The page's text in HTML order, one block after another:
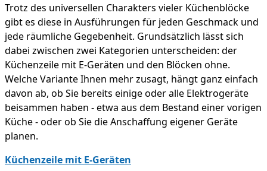
Trotz des universellen Charakters vieler Küchenblöcke
gibt es diese in Ausführungen für jeden Geschmack und
jede räumliche Gegebenheit. Grundsätzlich lässt sich
dabei zwischen zwei Kategorien unterscheiden: der
Küchenzeile mit E-Geräten und den Blöcken ohne.
Welche Variante Ihnen mehr zusagt, hängt ganz einfach
davon ab, ob Sie bereits einige oder alle Elektrogeräte
beisammen haben - etwa aus dem Bestand einer vorigen
Küche - oder ob Sie die Anschaffung eigener Geräte
planen.
Küchenzeile mit E-Geräten